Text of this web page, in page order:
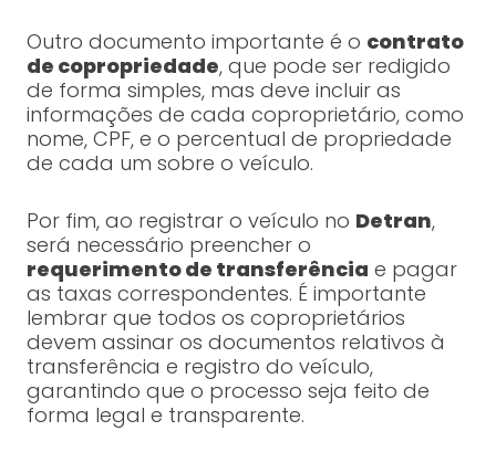
Outro documento importante é o contrato
de copropriedade, que pode ser redigido
de forma simples, mas deve incluir as
informações de cada coproprietário, como
nome, CPF, e o percentual de propriedade
de cada um sobre o veículo.
Por fim, ao registrar o veículo no Detran,
será necessário preencher o
requerimento de transferência e pagar
as taxas correspondentes. É importante
lembrar que todos os coproprietários
devem assinar os documentos relativos à
transferência e registro do veículo,
garantindo que o processo seja feito de
forma legal e transparente.